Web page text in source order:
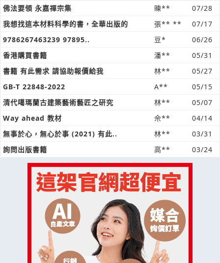
佛法要領 永嘉禪宗集 暕**
07/28
我想找這本材料科學的書，全華出版的
張** **
07/17
9786267463239 97895..
豆*
06/26
香港購買書籍
潘**
05/31
書籍 有此需求 請協助報價給我
林**
05/27
GB-T 22848-2022
A**
05/15
清代噶瑪蘭古建築藝術藝匠之研究
林**
05/07
Way ahead 教材
佘**
04/14
無事於心，無心於事 (2021) 有此..
林**
03/31
詢問出版書籍
高** 03/24